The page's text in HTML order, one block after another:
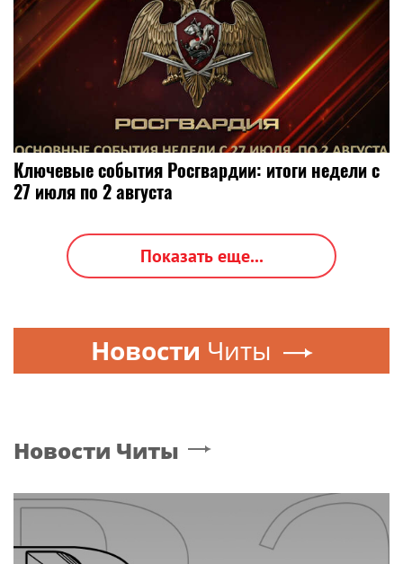
Ключевые события Росгвардии: итоги недели с
27 июля по 2 августа
Показать еще...
Новости Читы
Новости Читы